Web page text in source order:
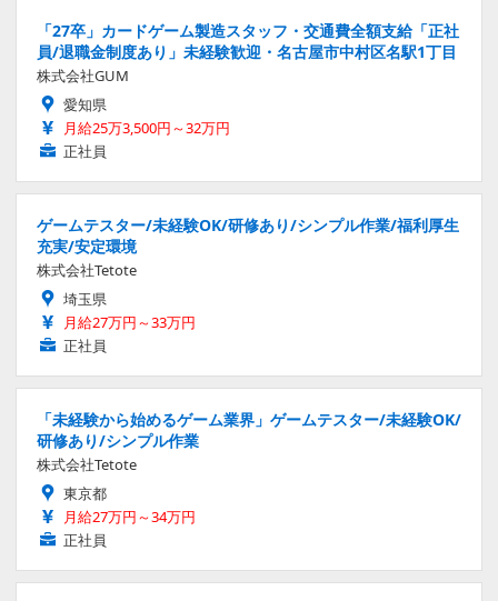
「27卒」カードゲーム製造スタッフ・交通費全額支給「正社
員/退職金制度あり」未経験歓迎・名古屋市中村区名駅1丁目
株式会社GUM
愛知県
月給25万3,500円～32万円
正社員
ゲームテスター/未経験OK/研修あり/シンプル作業/福利厚生
充実/安定環境
株式会社Tetote
埼玉県
月給27万円～33万円
正社員
「未経験から始めるゲーム業界」ゲームテスター/未経験OK/
研修あり/シンプル作業
株式会社Tetote
東京都
月給27万円～34万円
正社員